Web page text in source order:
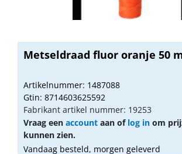
Metseldraad fluor oranje 50
Artikelnummer: 1487088
Gtin: 8714603625592
Fabrikant artikel nummer: 19253
Vraag een account aan of log in om
kunnen zien.
Vandaag besteld, morgen geleverd